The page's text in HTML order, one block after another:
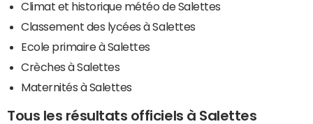
Climat et historique météo de Salettes
Classement des lycées à Salettes
Ecole primaire à Salettes
Crèches à Salettes
Maternités à Salettes
Tous les résultats officiels à Salettes